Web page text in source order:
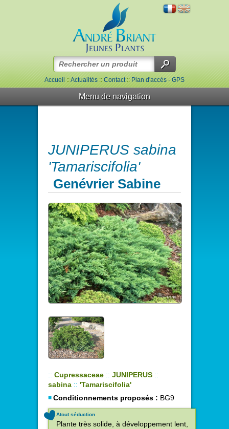
Accueil::Actualités::Contact::Plan d'accès - GPS
Menu de navigation
JUNIPERUS sabina
'Tamariscifolia'
Genévrier Sabine
:: Cupressaceae :: JUNIPERUS ::
sabina :: 'Tamariscifolia'
Conditionnements proposés : BG9
Atout séduction
Plante très solide, à développement lent,